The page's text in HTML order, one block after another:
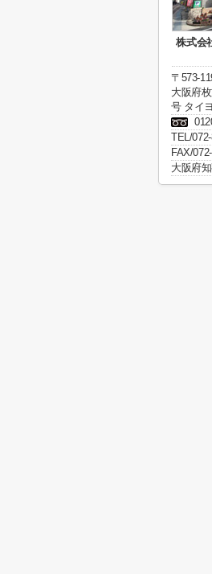
株式会
〒573-
大阪府
号 タイ
TEL/
FAX/
大阪府